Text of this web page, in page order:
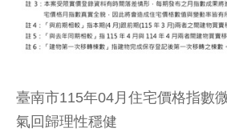
臺南市115年04月住宅價格指數
氣回歸理性穩健